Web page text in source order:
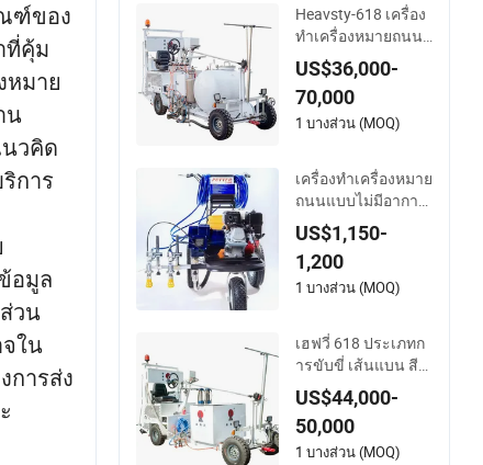
ฑ์ของ
ที่คุ้ม
หมาย
น
วคิด
การ
อมูล
วน
ใน
การส่ง
Heavsty-618 เครื่อง
ทำเครื่องหมายถนนแ
บบอัตโนมัติสองส่วน
สำหรับทางหลวงแล
ะสนามบิน
US$36,000-
70,000
1 บางส่วน (MOQ)
เครื่องทำเครื่องหมาย
ถนนแบบไม่มีอากาศ
สำหรับเส้นที่แม่นยำ
ในงานในเมือง
US$1,150-
1,200
1 บางส่วน (MOQ)
เฮฟวี่ 618 ประเภทก
ารขับขี่ เส้นแบน สีเย็
น พลาสติก จุดทาสี เ
ครื่องจักรทำเครื่องห
มายถนนสองส่วน
US$44,000-
50,000
1 บางส่วน (MOQ)